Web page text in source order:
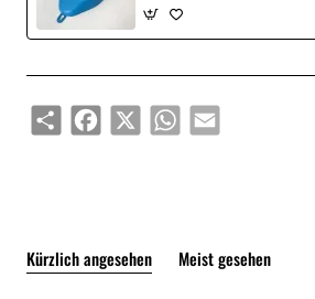
ShareFacebook
X WhatsAppEmail
Kürzlich angesehen Meist gesehen